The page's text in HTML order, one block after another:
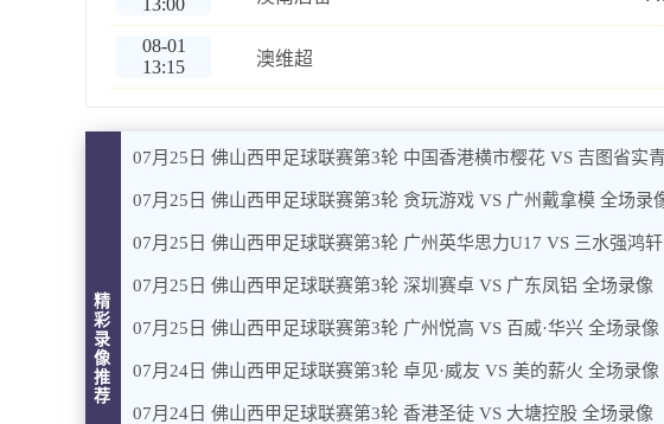
13:00
08-01
13:15
澳维超
精
彩
录
像
推
荐
07月25日 佛山西甲足球联赛第3轮 中国香港横市樱花 VS 吉图省实
07月25日 佛山西甲足球联赛第3轮 贪玩游戏 VS 广州戴拿模 全场录
07月25日 佛山西甲足球联赛第3轮 广州英华思力U17 VS 三水强鸿
07月25日 佛山西甲足球联赛第3轮 深圳赛卓 VS 广东凤铝 全场录像
07月25日 佛山西甲足球联赛第3轮 广州悦高 VS 百威·华兴 全场录像
07月24日 佛山西甲足球联赛第3轮 卓见·威友 VS 美的薪火 全场录像
07月24日 佛山西甲足球联赛第3轮 香港圣徒 VS 大塘控股 全场录像